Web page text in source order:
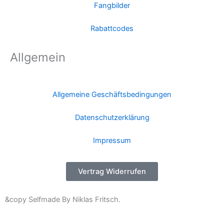
Fangbilder
Rabattcodes
Allgemein
Allgemeine Geschäftsbedingungen
Datenschutzerklärung
Impressum
Vertrag Widerrufen
&copy Selfmade By Niklas Fritsch.